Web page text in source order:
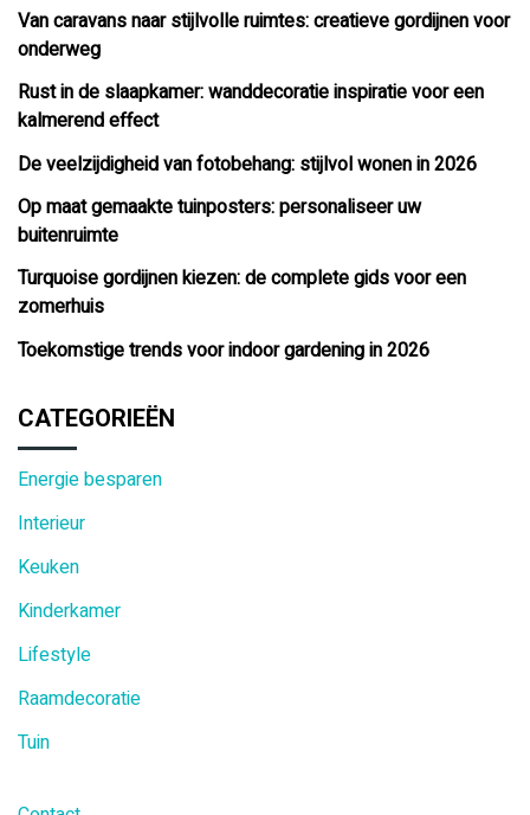
Van caravans naar stijlvolle ruimtes: creatieve gordijnen voor
onderweg
Rust in de slaapkamer: wanddecoratie inspiratie voor een
kalmerend effect
De veelzijdigheid van fotobehang: stijlvol wonen in 2026
Op maat gemaakte tuinposters: personaliseer uw
buitenruimte
Turquoise gordijnen kiezen: de complete gids voor een
zomerhuis
Toekomstige trends voor indoor gardening in 2026
CATEGORIEËN
Energie besparen
Interieur
Keuken
Kinderkamer
Lifestyle
Raamdecoratie
Tuin